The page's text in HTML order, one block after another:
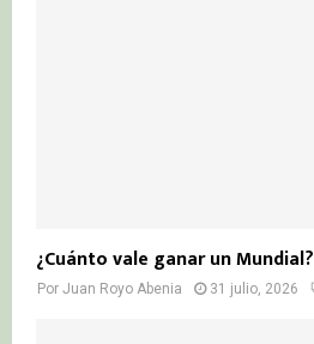
¿Cuánto vale ganar un Mundial?
Por Juan Royo Abenia 31 julio, 2026